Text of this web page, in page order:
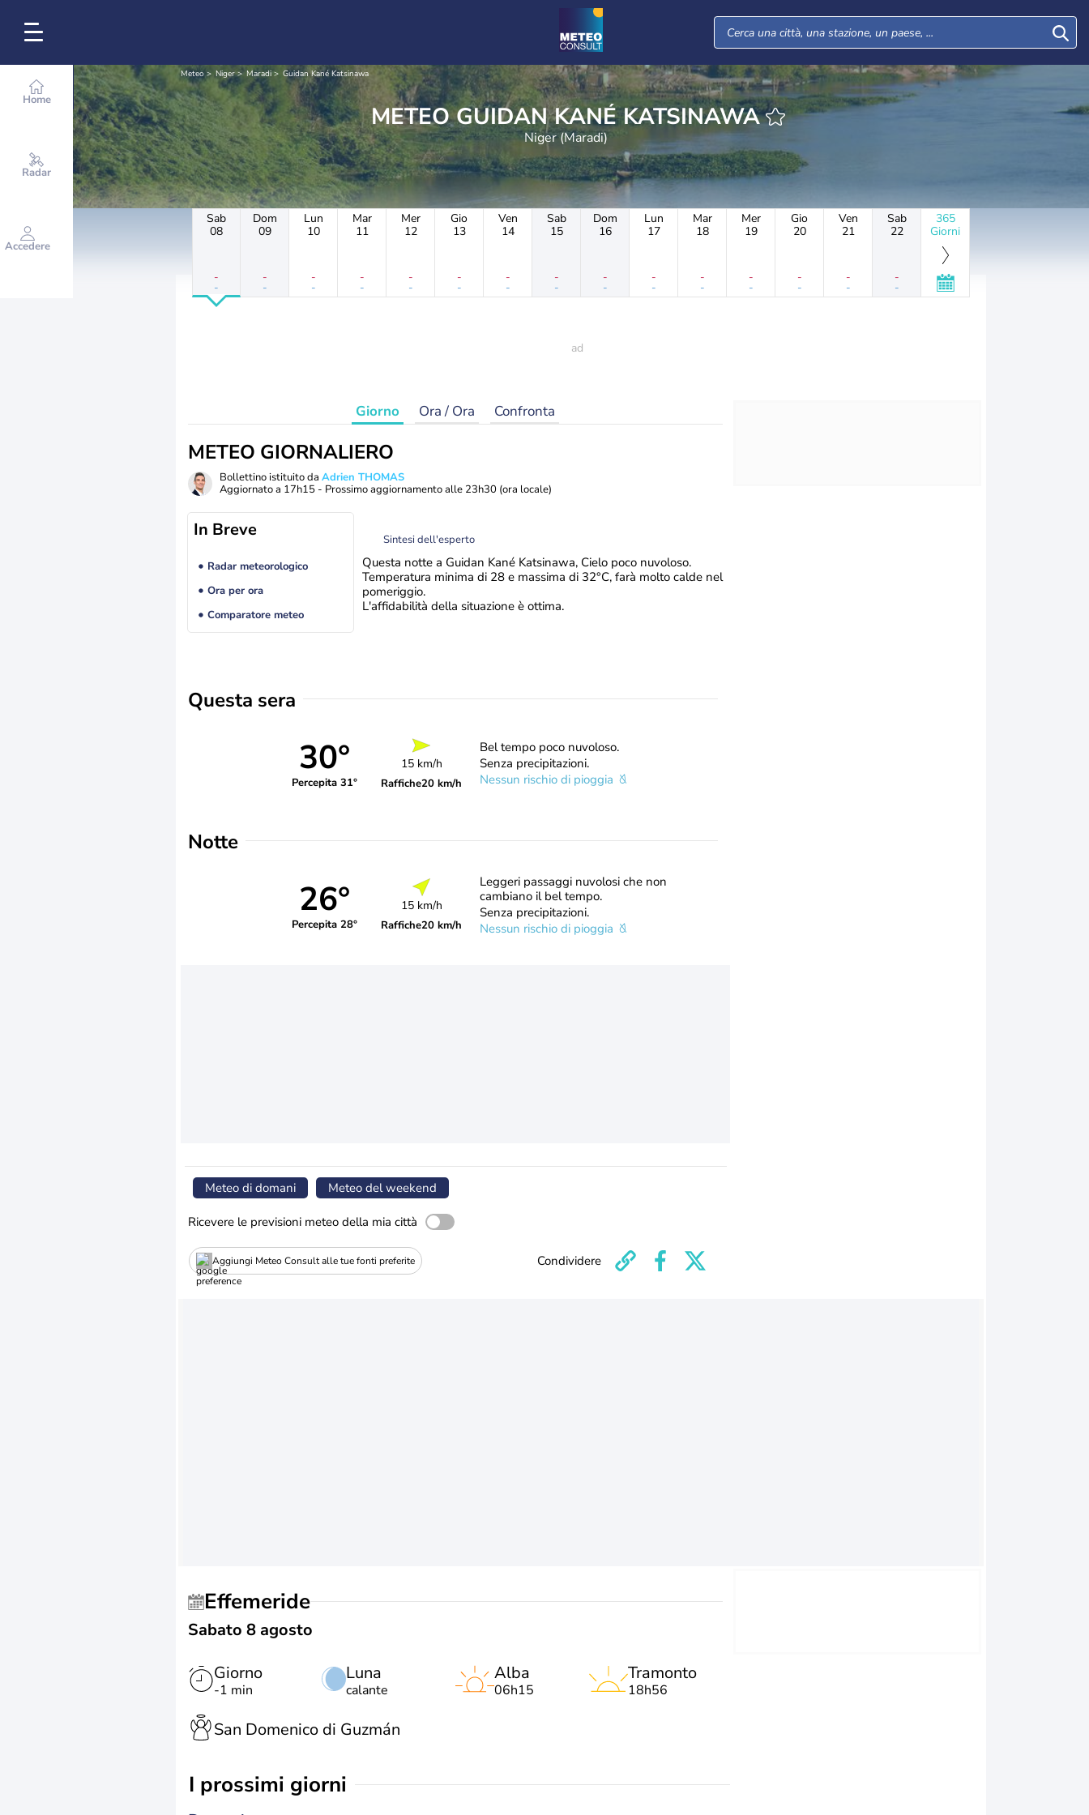
Home
Radar
Accedere
Meteo Niger Maradi Guidan Kané Katsinawa
METEO GUIDAN KANÉ KATSINAWA
Niger (Maradi)
Sab
08
-
-
Dom
09
-
-
Lun
10
-
-
Mar
11
-
-
Mer
12
-
-
Gio
13
-
-
Ven
14
-
-
Sab
15
-
-
Dom
16
-
-
Lun
17
-
-
Mar
18
-
-
Mer
19
-
-
Gio
20
-
-
Ven
21
-
-
Sab
22
-
-
365
Giorni
Giorno Ora / Ora Confronta
METEO GIORNALIERO
Bollettino istituito da Adrien THOMAS
Aggiornato a 17h15 - Prossimo aggiornamento alle 23h30 (ora locale)
In Breve
Radar meteorologico
Ora per ora
Comparatore meteo
Sintesi dell'esperto
Questa notte a Guidan Kané Katsinawa, Cielo poco nuvoloso.
Temperatura minima di 28 e massima di 32°C, farà molto calde nel
pomeriggio.
L'affidabilità della situazione è ottima.
Questa sera
30°
Percepita 31°
15 km/h
Raffiche20 km/h
Bel tempo poco nuvoloso.
Senza precipitazioni.
Nessun rischio di pioggia
Notte
26°
Percepita 28°
15 km/h
Raffiche20 km/h
Leggeri passaggi nuvolosi che non
cambiano il bel tempo.
Senza precipitazioni.
Nessun rischio di pioggia
Meteo di domani Meteo del weekend
Ricevere le previsioni meteo della mia città
Aggiungi Meteo Consult alle tue fonti preferite Condividere
Effemeride
Sabato 8 agosto
Giorno
-1 min
Luna
calante
Alba
06h15
Tramonto
18h56
San Domenico di Guzmán
i prossimi giorni